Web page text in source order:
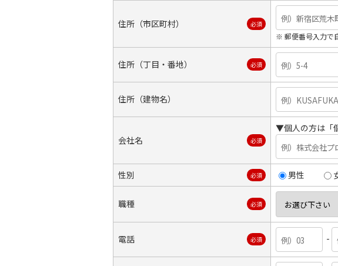
住所（市区町村） 必須
※ 郵便番号入力で
住所（丁目・番地） 必須
住所（建物名）
会社名 必須
▼個人の方は「
性別 必須 男性
職種 必須
電話 必須 -